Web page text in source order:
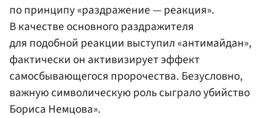
по принципу «раздражение — реакция».
В качестве основного раздражителя
для подобной реакции выступил «антимайдан»,
фактически он активизирует эффект
самосбывающегося пророчества. Безусловно,
важную символическую роль сыграло убийство
Бориса Немцова».